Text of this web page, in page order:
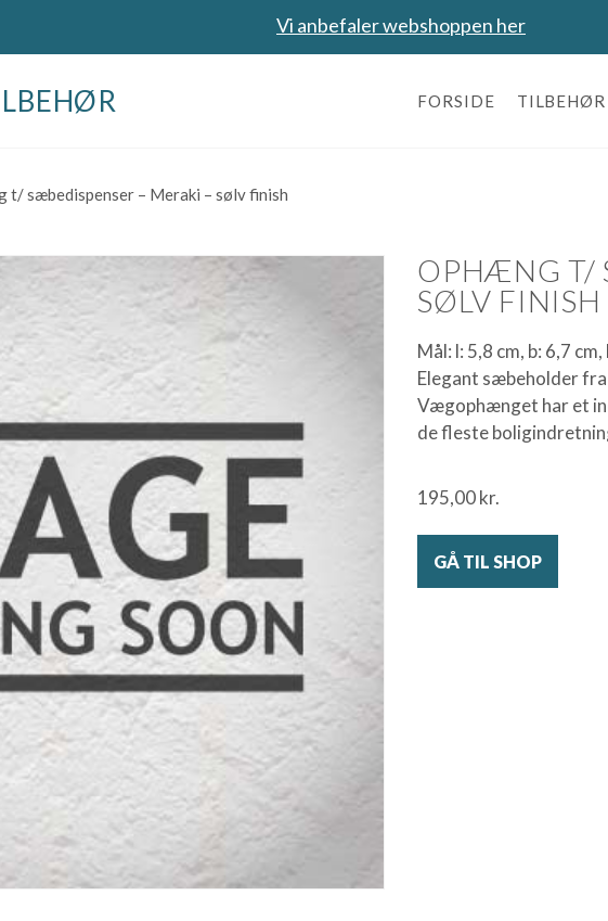
Vi anbefaler webshoppen her
FORSIDE TILBEHØR
t/ sæbedispenser – Meraki – sølv finish
OPHÆNG T/
SØLV FINISH
Mål: l: 5,8 cm, b: 6,7 cm,
Elegant sæbeholder
Vægophænget har et
de fleste
195,00kr.
GÅ TIL SHOP